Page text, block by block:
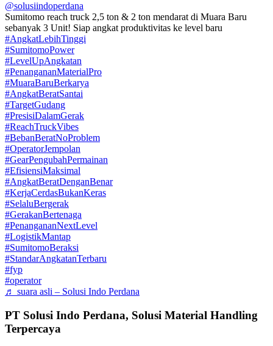
@solusiindoperdana
Sumitomo reach truck 2,5 ton & 2 ton mendarat di Muara Baru
sebanyak 3 Unit! Siap angkat produktivitas ke level baru
#AngkatLebihTinggi
#SumitomoPower
#LevelUpAngkatan
#PenangananMaterialPro
#MuaraBaruBerkarya
#AngkatBeratSantai
#TargetGudang
#PresisiDalamGerak
#ReachTruckVibes
#BebanBeratNoProblem
#OperatorJempolan
#GearPengubahPermainan
#EfisiensiMaksimal
#AngkatBeratDenganBenar
#KerjaCerdasBukanKeras
#SelaluBergerak
#GerakanBertenaga
#PenangananNextLevel
#LogistikMantap
#SumitomoBeraksi
#StandarAngkatanTerbaru
#fyp
#operator
♬ suara asli – Solusi Indo Perdana
PT Solusi Indo Perdana, Solusi Material Handling
Terpercaya